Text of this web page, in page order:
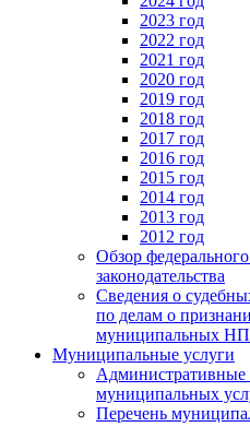
2023 год
2022 год
2021 год
2020 год
2019 год
2018 год
2017 год
2016 год
2015 год
2014 год
2013 год
2012 год
Обзор
законодательства
Сведения о
по делам о
муниципальных
Муниципальные услуги
Административные
муниципальных
Перечень